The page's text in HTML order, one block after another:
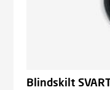
Blindskilt